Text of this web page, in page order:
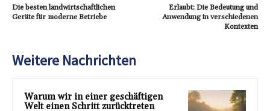
Die besten landwirtschaftlichen
Geräte für moderne Betriebe
Erlaubt: Die Bedeutung und
Anwendung in verschiedenen
Kontexten
Weitere Nachrichten
Warum wir in einer geschäftigen
Welt einen Schritt zurücktreten